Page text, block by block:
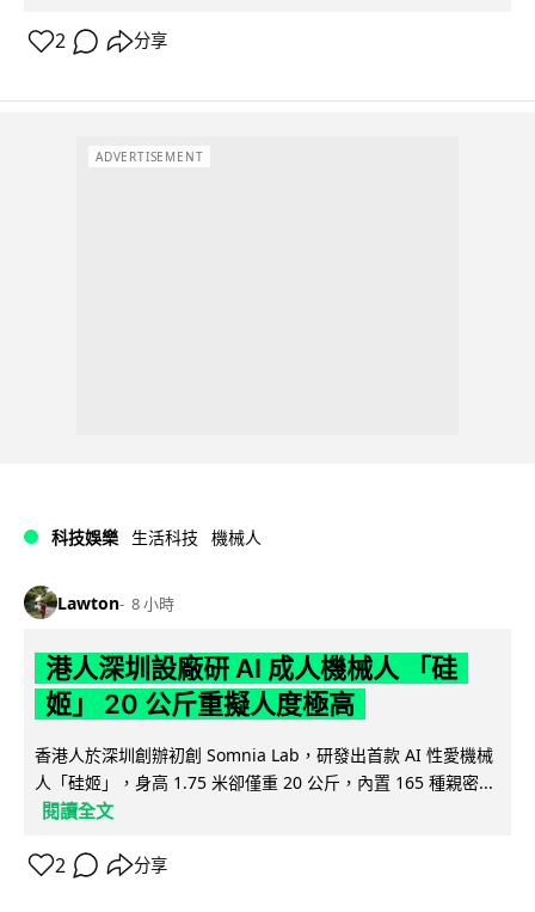
2 分享
ADVERTISEMENT
科技娛樂 生活科技 機械人
Lawton 8 小時
港人深圳設廠研 AI 成人機械人 「硅
姬」 20 公斤重擬人度極高
香港人於深圳創辦初創 Somnia Lab，研發出首款 AI 性愛機械
人「硅姬」，身高 1.75 米卻僅重 20 公斤，內置 165 種親密...
閱讀全文
2 分享